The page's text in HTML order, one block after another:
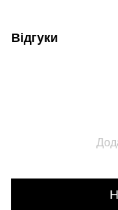
Відгуки